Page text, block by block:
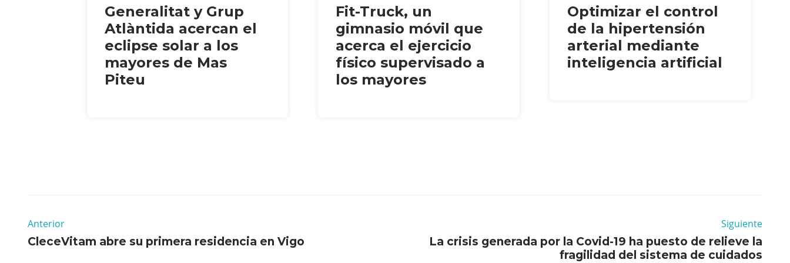
Generalitat y Grup
Atlàntida acercan el
eclipse solar a los
mayores de Mas
Piteu
Fit-Truck, un
gimnasio móvil que
acerca el ejercicio
físico supervisado a
los mayores
Optimizar el control
de la hipertensión
arterial mediante
inteligencia artificial
Anterior
CleceVitam abre su primera residencia en Vigo
Siguiente
La crisis generada por la Covid-19 ha puesto de relieve la
fragilidad del sistema de cuidados